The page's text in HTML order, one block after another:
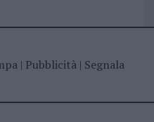
| Pubblicità| Segnala